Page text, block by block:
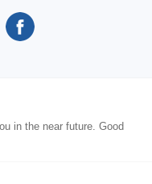
in the near future. Good